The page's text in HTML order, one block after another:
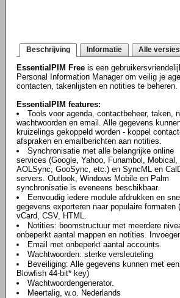
Beschrijving Informatie Alle versies
EssentialPIM Free is een
Personal Information Manager om veilig je
contacten, takenlijsten en notities te beheren.
EssentialPIM features:
Tools voor agenda, contactbeheer, taken,
wachtwoorden en email. Alle gegevens
kruizelings gekoppeld worden - koppel
afspraken en emailberichten aan notities.
Synchronisatie met alle belangrijke online
services (Google, Yahoo, Funambol, Mobical,
AOLSync, GooSync, etc.) en SyncML en
servers. Outlook, Windows Mobile en Palm
synchronisatie is eveneens beschikbaar.
Eenvoudig iedere module afdrukken en
gegevens exporteren naar populaire formaten
vCard, CSV, HTML.
Notities: boomstructuur met meerdere
onbeperkt aantal mappen en notities.
Email met onbeperkt aantal accounts.
Wachtwoorden: sterke versleuteling
Beveiliging: Alle gegevens kunnen met
Blowfish 44-bit* key)
Wachtwoordengenerator.
Meertalig, w.o. Nederlands